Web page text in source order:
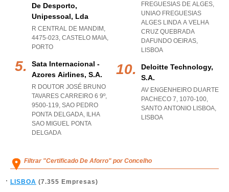
De Desporto,
Unipessoal, Lda
R CENTRAL DE MANDIM,
4475-023, CASTELO MAIA,
PORTO
Sata Internacional -
Azores Airlines, S.a.
R DOUTOR JOSÉ BRUNO
TAVARES CARREIRO 6 9º,
9500-119, SAO PEDRO
PONTA DELGADA, ILHA
SAO MIGUEL PONTA
DELGADA
FREGUESIAS DE ALGES,
UNIAO FREGUESIAS
ALGES LINDA A VELHA
CRUZ QUEBRADA
DAFUNDO OEIRAS,
LISBOA
Deloitte Technology,
S.a.
AV ENGENHEIRO DUARTE
PACHECO 7, 1070-100,
SANTO ANTONIO LISBOA,
LISBOA
Filtrar "Certificado De Aforro" por Concelho
LISBOA (7.355 Empresas)